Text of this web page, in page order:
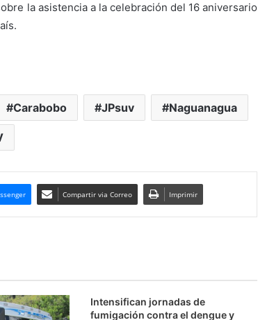
la asistencia a la celebración del 16 aniversario
Carabobo JPsuv Naguanagua
Compartir via Correo Imprimir
Intensifican jornadas de
fumigación contra el dengue y